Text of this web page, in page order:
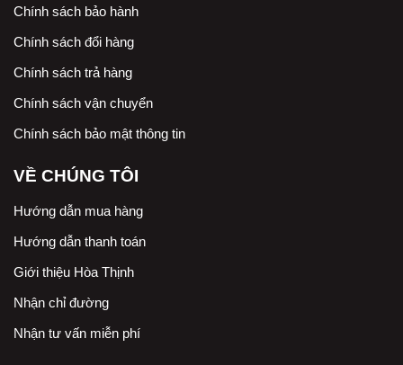
Chính sách bảo hành
Chính sách đổi hàng
Chính sách trả hàng
Chính sách vận chuyển
Chính sách bảo mật thông tin
VỀ CHÚNG TÔI
Hướng dẫn mua hàng
Hướng dẫn thanh toán
Giới thiệu Hòa Thịnh
Nhận chỉ đường
Nhận tư vấn miễn phí